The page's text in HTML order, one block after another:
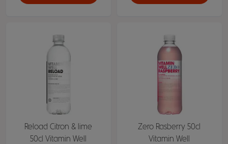
Reload Citron & lime
50cl Vitamin Well
Zero Rasberry 50cl
Vitamin Well